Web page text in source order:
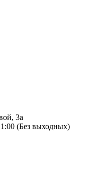
3а
(Без выходных)